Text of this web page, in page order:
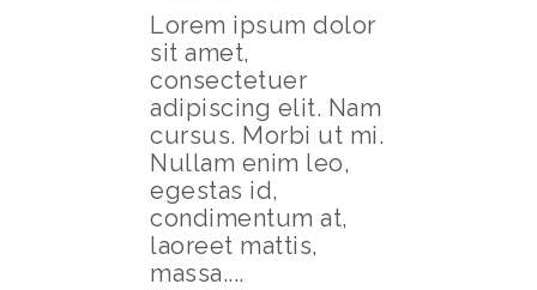
Lorem ipsum dolor
sit amet,
consectetuer
adipiscing elit. Nam
cursus. Morbi ut mi.
Nullam enim leo,
egestas id,
condimentum at,
laoreet mattis,
massa....